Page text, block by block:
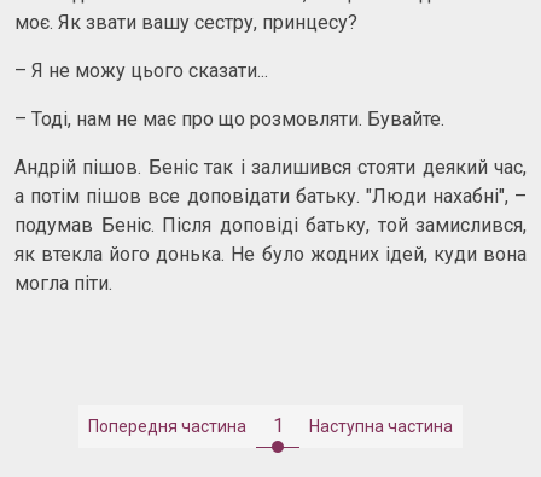
моє. Як звати вашу сестру, принцесу?
– Я не можу цього сказати...
– Тоді, нам не має про що розмовляти. Бувайте.
Андрій пішов. Беніс так і залишився стояти деякий час,
а потім пішов все доповідати батьку. "Люди нахабні", –
подумав Беніс. Після доповіді батьку, той замислився,
як втекла його донька. Не було жодних ідей, куди вона
могла піти.
Попередня частина 1 Наступна частина